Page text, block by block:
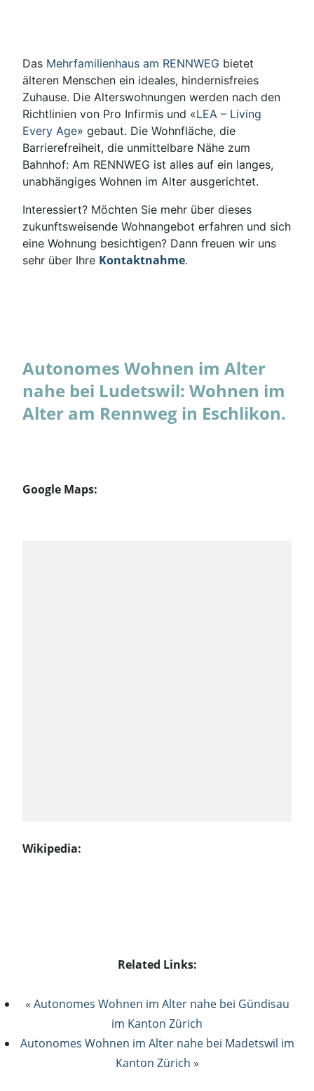
Das Mehrfamilienhaus am RENNWEG bietet
älteren Menschen ein ideales, hindernisfreies
Zuhause. Die Alterswohnungen werden nach den
Richtlinien von Pro Infirmis und «LEA – Living
Every Age» gebaut. Die Wohnfläche, die
Barrierefreiheit, die unmittelbare Nähe zum
Bahnhof: Am RENNWEG ist alles auf ein langes,
unabhängiges Wohnen im Alter ausgerichtet.
Interessiert? Möchten Sie mehr über dieses
zukunftsweisende Wohnangebot erfahren und sich
eine Wohnung besichtigen? Dann freuen wir uns
sehr über Ihre Kontaktnahme.
Autonomes Wohnen im Alter
nahe bei Ludetswil: Wohnen im
Alter am Rennweg in Eschlikon.
Google Maps:
Wikipedia:
Related Links:
« Autonomes Wohnen im Alter nahe bei Gündisau
im Kanton Zürich
Autonomes Wohnen im Alter nahe bei Madetswil im
Kanton Zürich »